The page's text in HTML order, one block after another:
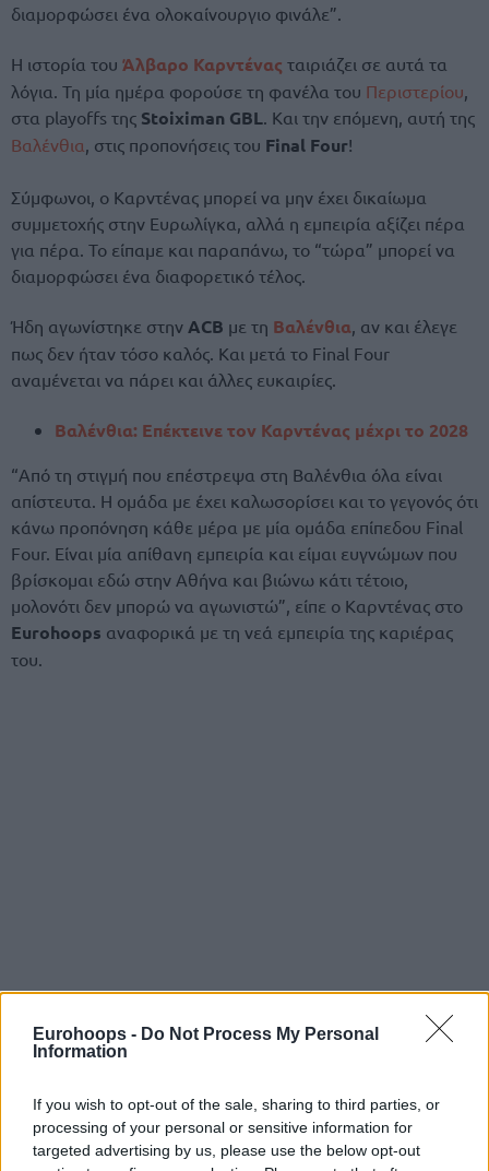
Eurohoops - Do Not Process My Personal
Information
If you wish to opt-out of the sale, sharing to third parties, or
processing of your personal or sensitive information for
targeted advertising by us, please use the below opt-out
διαμορφώσει ένα ολοκαίνουργιο φινάλε”.
Η ιστορία του Άλβαρο Καρντένας ταιριάζει σε αυτά τα
λόγια. Τη μία ημέρα φορούσε τη φανέλα του Περιστερίου,
στα playoffs της Stoiximan GBL. Και την επόμενη, αυτή της
Βαλένθια, στις προπονήσεις του Final Four!
Σύμφωνοι, ο Καρντένας μπορεί να μην έχει δικαίωμα
συμμετοχής στην Ευρωλίγκα, αλλά η εμπειρία αξίζει πέρα
για πέρα. Το είπαμε και παραπάνω, το “τώρα” μπορεί να
διαμορφώσει ένα διαφορετικό τέλος.
Ήδη αγωνίστηκε στην ACB με τη Βαλένθια , αν και έλεγε
πως δεν ήταν τόσο καλός. Και μετά το Final Four
αναμένεται να πάρει και άλλες ευκαιρίες.
Βαλένθια: Επέκτεινε τον Καρντένας μέχρι το 2028
“Από τη στιγμή που επέστρεψα στη Βαλένθια όλα είναι
απίστευτα. Η ομάδα με έχει καλωσορίσει και το γεγονός ότι
κάνω προπόνηση κάθε μέρα με μία ομάδα επίπεδου Final
Four. Είναι μία απίθανη εμπειρία και είμαι ευγνώμων που
βρίσκομαι εδώ στην Αθήνα και βιώνω κάτι τέτοιο,
μολονότι δεν μπορώ να αγωνιστώ”, είπε ο Καρντένας στο
Eurohoops αναφορικά με τη νεά εμπειρία της καριέρας
του.